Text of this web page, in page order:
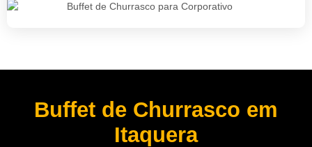
Buffet de Churrasco em
Itaquera